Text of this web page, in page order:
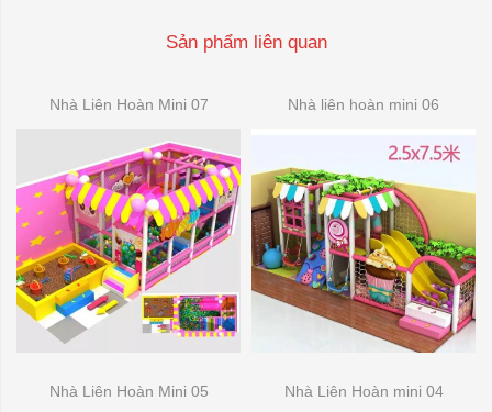
Sản phẩm liên quan
Nhà Liên Hoàn Mini 07 Nhà liên hoàn mini 06
Nhà Liên Hoàn Mini 05 Nhà Liên Hoàn mini 04